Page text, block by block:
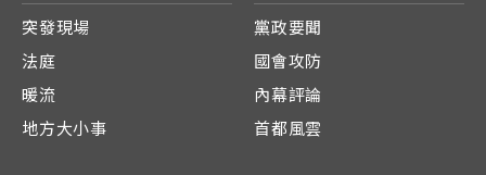
突發現場
法庭
暖流
地方大小事
黨政要聞
國會攻防
內幕評論
首都風雲